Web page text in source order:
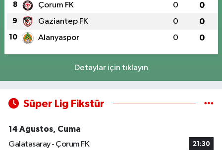
8 Çorum FK 0 0
9 Gaziantep FK 0 0
10 Alanyaspor 0 0
Detaylar için tıklayın
Süper Lig Fikstür
14 Ağustos, Cuma
Galatasaray - Çorum FK
21:30